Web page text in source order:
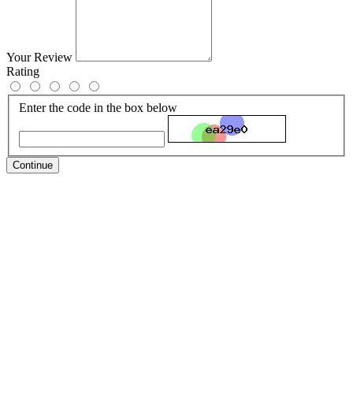
Your Review
Rating
Enter the code in the box below
Continue